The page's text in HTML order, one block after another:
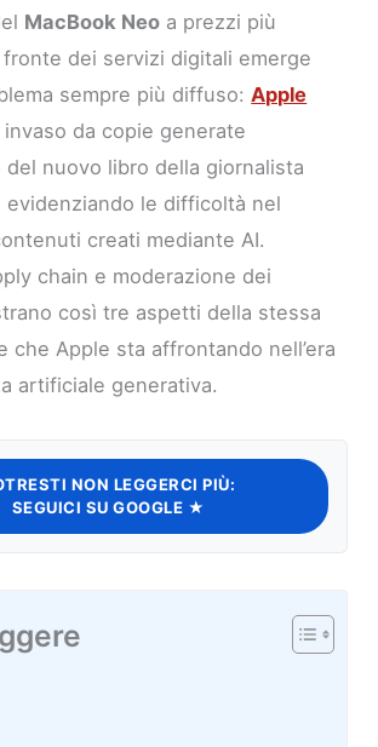
MacBook Neo a prezzi più
dei servizi digitali emerge
sempre più diffuso:Apple
da copie generate
nuovo libro della giornalista
evidenziando le difficoltà nel
creati mediante AI.
chain e moderazione dei
così tre aspetti della stessa
che Apple sta affrontando nell’era
artificiale generativa.
NON LEGGERCI PIÙ:
SEGUICI SU GOOGLE ★